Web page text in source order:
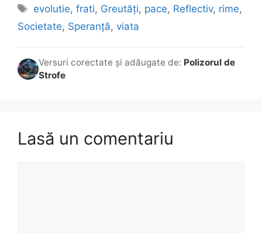
Etichete
evolutie,frati, Greutăți, pace, Reflectiv, rime,
Societate, Speranță, viata
Versuri corectate și adăugate de: Polizorul de
Strofe
Lasă un comentariu